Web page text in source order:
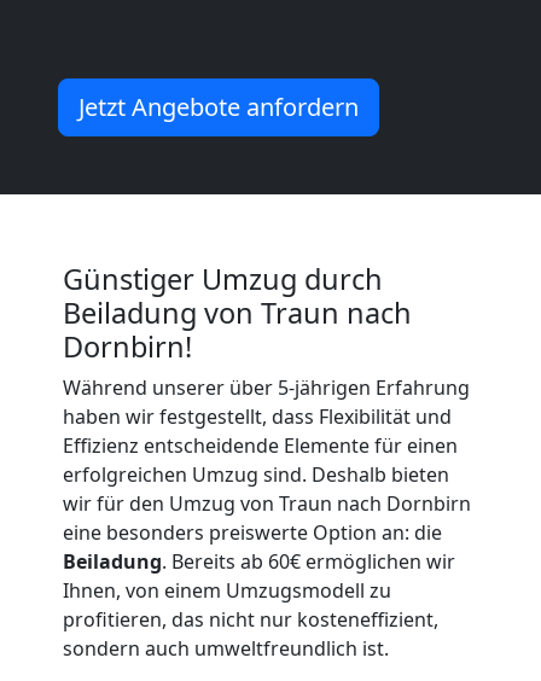
Jetzt Angebote anfordern
Günstiger Umzug durch
Beiladung von Traun nach
Dornbirn!
Während unserer über 5-jährigen Erfahrung
haben wir festgestellt, dass Flexibilität und
Effizienz entscheidende Elemente für einen
erfolgreichen Umzug sind. Deshalb bieten
wir für den Umzug von Traun nach Dornbirn
eine besonders preiswerte Option an: die
Beiladung. Bereits ab 60€ ermöglichen wir
Ihnen, von einem Umzugsmodell zu
profitieren, das nicht nur kosteneffizient,
sondern auch umweltfreundlich ist.
Traun
Mann
LKW
Möbellift
Traun